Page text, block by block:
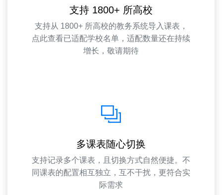
支持 1800+ 所高校
支持从 1800+ 所高校的教务系统导入课表，
点此查看已适配学校名单 ，适配数量还在持续
增长，敬请期待
多课表随心切换
支持记录多个课表，且切换方式自然便捷。不
同课表的配置相互独立，互不干扰，更符合实
际需求